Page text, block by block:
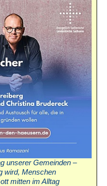
unserer Gemeinden –
wird, Menschen
mitten im Alltag